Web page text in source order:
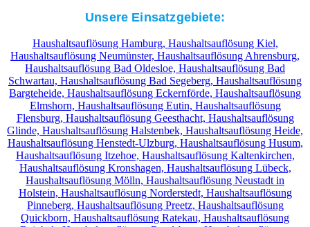
Unsere Einsatzgebiete:
Haushaltsauflösung Hamburg, Haushaltsauflösung Kiel,
Haushaltsauflösung Neumünster, Haushaltsauflösung Ahrensburg,
Haushaltsauflösung Bad Oldesloe, Haushaltsauflösung Bad
Schwartau, Haushaltsauflösung Bad Segeberg, Haushaltsauflösung
Bargteheide, Haushaltsauflösung Eckernförde, Haushaltsauflösung
Elmshorn, Haushaltsauflösung Eutin, Haushaltsauflösung
Flensburg, Haushaltsauflösung Geesthacht, Haushaltsauflösung
Glinde, Haushaltsauflösung Halstenbek, Haushaltsauflösung Heide,
Haushaltsauflösung Henstedt-Ulzburg, Haushaltsauflösung Husum,
Haushaltsauflösung Itzehoe, Haushaltsauflösung Kaltenkirchen,
Haushaltsauflösung Kronshagen, Haushaltsauflösung Lübeck,
Haushaltsauflösung Mölln, Haushaltsauflösung Neustadt in
Holstein, Haushaltsauflösung Norderstedt, Haushaltsauflösung
Pinneberg, Haushaltsauflösung Preetz, Haushaltsauflösung
Quickborn, Haushaltsauflösung Ratekau, Haushaltsauflösung